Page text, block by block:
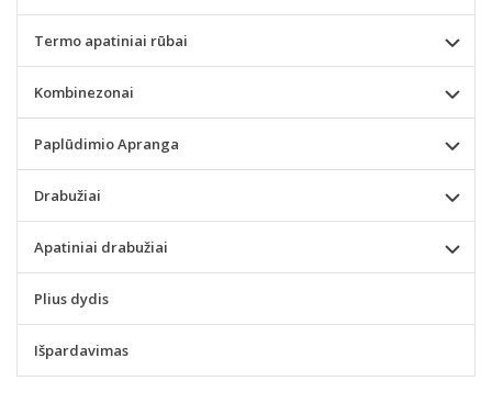
Termo apatiniai rūbai
Kombinezonai
Paplūdimio Apranga
Drabužiai
Apatiniai drabužiai
Plius dydis
Išpardavimas